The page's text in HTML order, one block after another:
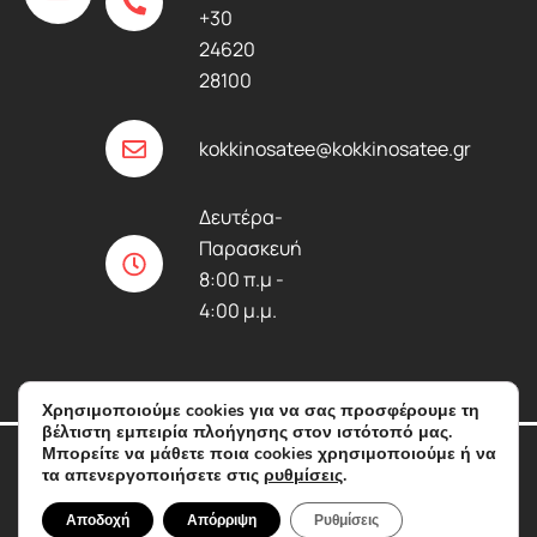
o
i
e
+30
24620
28100
kokkinosatee@kokkinosatee.gr
Δευτέρα-
Παρασκευή
8:00 π.μ -
4:00 μ.μ.
Copyright KOKKINOS ©2026 All Rights
Reserved.
Digihart
Χρησιμοποιούμε cookies για να σας προσφέρουμε τη
βέλτιστη εμπειρία πλοήγησης στον ιστότοπό μας.
Μπορείτε να μάθετε ποια cookies χρησιμοποιούμε ή να
τα απενεργοποιήσετε στις ρυθμίσεις.
Αποδοχή Απόρριψη Ρυθμίσεις